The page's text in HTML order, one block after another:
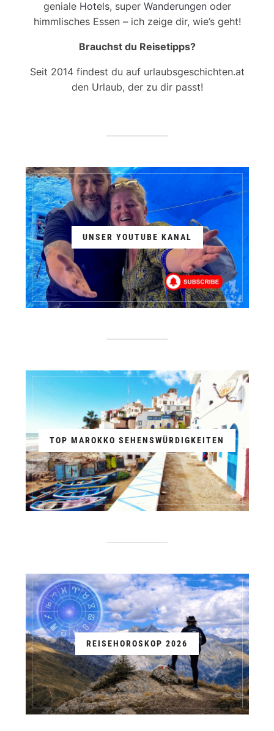
geniale Hotels, super Wanderungenoder
himmlisches Essen – ich zeige dir, wie’s geht!
Brauchst du Reisetipps?
Seit 2014 findest du auf urlaubsgeschichten.at
den Urlaub, der zu dir passt!
UNSER YOUTUBE KANAL
TOP MAROKKO SEHENSWÜRDIGKEITEN
REISEHOROSKOP 2026